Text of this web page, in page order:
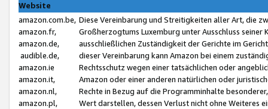
Website
amazon.com.be,
amazon.fr,
amazon.de,
audible.de,
amazon.ie
amazon.it,
amazon.nl,
amazon.pl,
Diese Vereinbarung und Streitigkeiten aller Art, die
Großherzogtums Luxemburg unter Ausschluss
ausschließlichen Zuständigkeit der Gerichte im
dieser Vereinbarung kann Amazon bei einem
Rechtsschutz wegen einer tatsächlichen oder
Amazon oder einer anderen natürlichen oder
Rechte in Bezug auf die Programminhalte
Wert darstellen, dessen Verlust nicht ohne Weiteres